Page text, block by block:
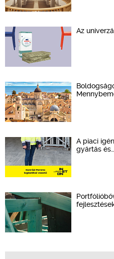
Az
A piaci
gyártás és…